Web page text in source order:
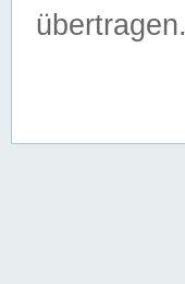
übertragen.